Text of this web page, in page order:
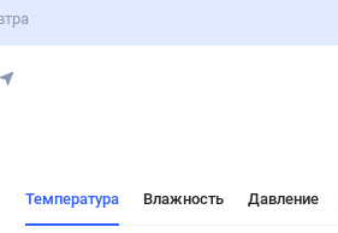
Температура Влажность Давление